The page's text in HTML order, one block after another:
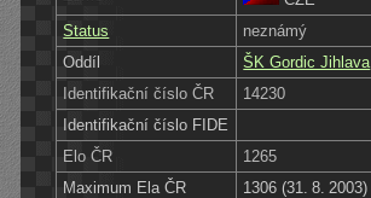
Status
neznámý
Oddíl
ŠK Gordic Jihlava
Identifikační číslo ČR
14230
Identifikační číslo FIDE
Elo ČR
1265
Maximum Ela ČR
1306 (31. 8. 2003)